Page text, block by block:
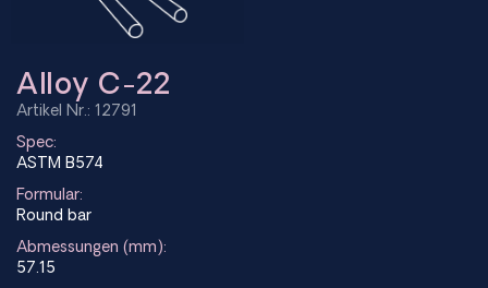
Alloy C-22
Artikel Nr.: 12791
Spec:
ASTM B574
Formular:
Round bar
Abmessungen (mm):
57.15